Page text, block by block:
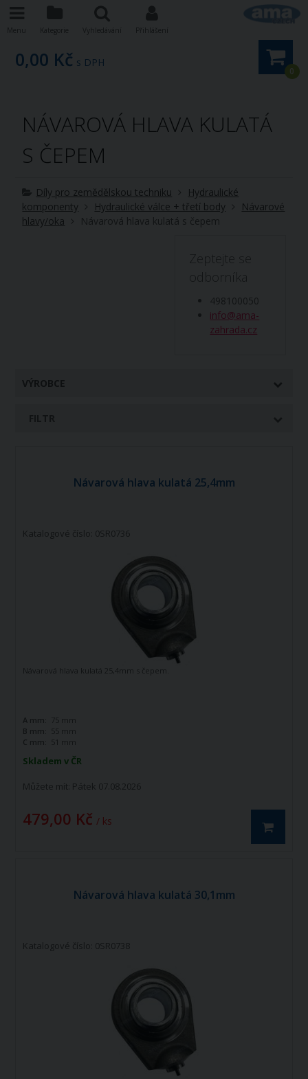
0
0,00 Kč s DPH
NÁVAROVÁ HLAVA KULATÁ
S ČEPEM
Díly pro zemědělskou techniku
Hydraulické
komponenty
Hydraulické válce + třetí body
Návarové
hlavy/oka
Návarová hlava kulatá s čepem
Zeptejte se
odborníka
498100050
info@ama-
zahrada.cz
VÝROBCE
Návarová hlava kulatá 25,4mm
Katalogové číslo: 0SR0736
Skladem v ČR
Můžete mít: Pátek 07.08.2026
479,00 Kč / ks
Návarová hlava kulatá 25,4mm s čepem.
A mm:
75 mm
B mm:
55 mm
C mm:
51 mm
Návarová hlava kulatá 30,1mm
Katalogové číslo: 0SR0738
Menu Kategorie Vyhledávání Přihlášení